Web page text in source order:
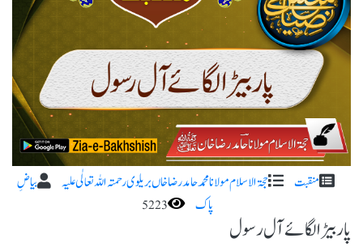
منقبت حجۃ الاسلام مولانا محمد حامد رضا خاں بریلوی رحمتہ اللہ تعا لٰی علیہ
بیاضِ
پاک
5223
پار بیڑا لگائے آل رسول